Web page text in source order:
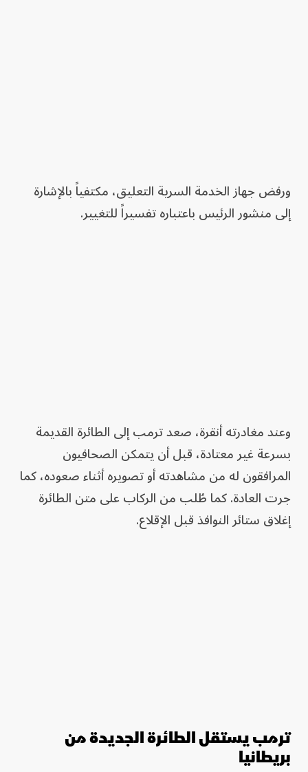
ورفض جهاز الخدمة السرية التعليق، مكتفياً بالإشارة
إلى منشور الرئيس باعتباره تفسيراً للتغيير.
وعند مغادرته أنقرة، صعد ترمب إلى الطائرة القديمة
بسرعة غير معتادة، قبل أن يتمكن الصحافيون
المرافقون له من مشاهدته أو تصويره أثناء صعوده، كما
جرت العادة. كما طُلب من الركاب على متن الطائرة
إغلاق ستائر النوافذ قبل الإقلاع.
ترمب يستقل الطائرة الجديدة من
بريطانيا